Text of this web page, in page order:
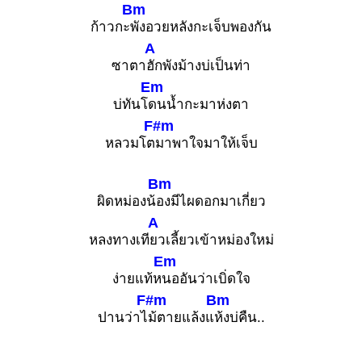
ก้าวกะ
Bm
พังอวยหลังกะเจ็บพองกัน
ซาตา
A
ฮักพังม้างบ่เป็นท่า
บ่ทันโ
Em
ดนน้ำกะมาห่งตา
หลวมโต
F#m
มาพาใจมาให้เจ็บ
ผิดหม่องน้
Bm
องมีไผดอกมาเกี่ยว
หลงทางเที
A
ยวเลี้ยวเข้าหม่องใหม่
ง่ายแท้ห
Em
นออันว่าเบิ่ดใจ
ปานว่าไ
F#m
ม้ตายแล้งแ
Bm
ห้งบ่คืน..